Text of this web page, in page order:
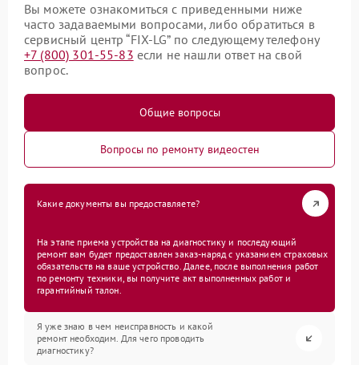
Вы можете ознакомиться с приведенными ниже
часто задаваемыми вопросами, либо обратиться в
сервисный центр “FIX-LG” по следующему телефону
+7 (800) 301-55-83 если не нашли ответ на свой
вопрос.
Общие вопросы
Вопросы по ремонту видеостен
Какие документы вы предоставляете?
На этапе приема устройства на диагностику и последующий
ремонт вам будет предоставлен заказ-наряд с указанием страховых
обязательств на ваше устройство. Далее, после выполнения работ
по ремонту техники, вы получите акт выполненных работ и
гарантийный талон.
Я уже знаю в чем неисправность и какой
ремонт необходим. Для чего проводить
диагностику?